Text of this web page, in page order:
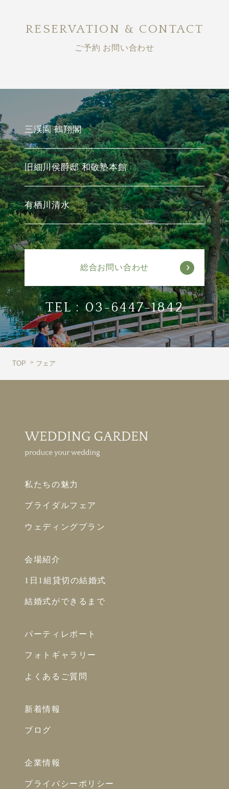
RESERVATION & CONTACT
ご予約 お問い合わせ
三渓園 鶴翔閣
旧細川侯爵邸 和敬塾本館
有栖川清水
総合お問い合わせ
TEL :03-6447-1842
TOP フェア
私たちの魅力
ブライダルフェア
ウェディングプラン
会場紹介
1日1組貸切の結婚式
結婚式ができるまで
パーティレポート
フォトギャラリー
よくあるご質問
新着情報
ブログ
企業情報
プライバシーポリシー